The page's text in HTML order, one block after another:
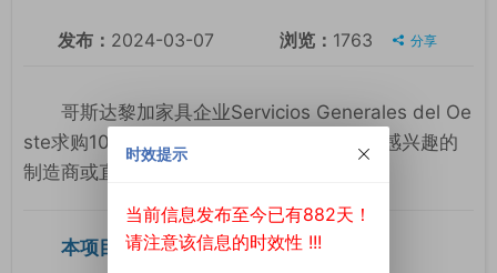
发布： 2024-03-07 浏览： 1763 分享
哥斯达黎加家具企业Servicios Generales del Oe
ste求购100%聚酯纤维中国丝绸内衬布料，感兴趣的
制造商或直接出口商欢迎联系。
本项目联系方式
时效提示
当前信息发布至今已有882天！
请注意该信息的时效性 !!!